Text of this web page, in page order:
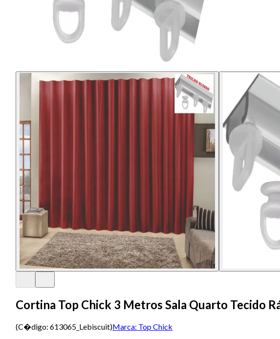
Cortina Top Chick 3 Metros Sala Quarto Tecido
(C�digo: 613065_Lebiscuit)Marca: Top Chick